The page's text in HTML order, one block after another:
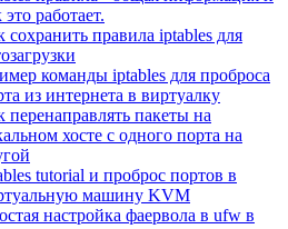
это работает.
сохранить правила iptables для
команды iptables для проброса
из интернета в виртуалку
перенаправлять пакеты на
хосте с одного порта на
tutorial и проброс портов в
машину KVM
настройка фаервола в ufw в